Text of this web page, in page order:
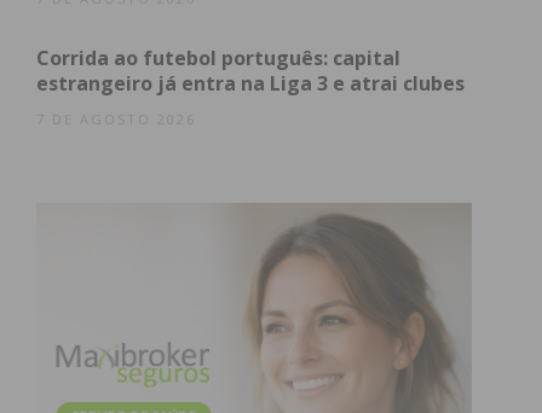
Corrida ao futebol português: capital
estrangeiro já entra na Liga 3 e atrai clubes
7 DE AGOSTO 2026